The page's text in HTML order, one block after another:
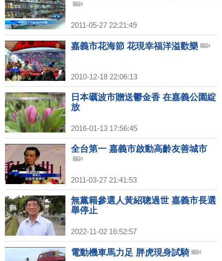
2011-05-27 22:21:49
嘉義市花海節 花現幸福洋溢歡樂
2010-12-18 22:06:13
日本礪波市贈送鬱金香 在嘉義公園綻
放
2016-01-13 17:56:45
全台第一 嘉義市啟動高齡友善城市
2011-03-27 21:41:53
無黨籍參選人黃紹聰過世 嘉義市長選
舉停止
2022-11-02 16:52:57
電動機車馬力足 胖虎現身試騎